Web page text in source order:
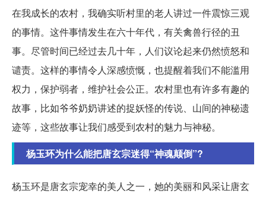
在我成长的农村，我确实听村里的老人讲过一件震惊三观
的事情。这件事情发生在六十年代，有关禽兽行径的丑
事。尽管时间已经过去几十年，人们议论起来仍然愤怒和
谴责。这样的事情令人深感愤慨，也提醒着我们不能滥用
权力，保护弱者，维护社会公正。农村里也有许多有趣的
故事，比如爷爷奶奶讲述的捉妖怪的传说、山间的神秘遗
迹等，这些故事让我们感受到农村的魅力与神秘。
杨玉环为什么能把唐玄宗迷得“神魂颠倒”?
杨玉环是唐玄宗宠幸的美人之一，她的美丽和风采让唐玄